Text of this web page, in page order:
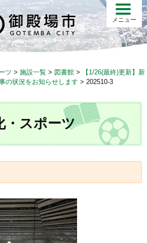
メニュー
ツ > 施設一覧 > 図書館 >
【1/26(最終)更新】新
の状況をお知らせします > 202510-3
・スポーツ